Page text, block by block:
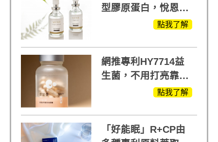
型膠原蛋白，悅恩詩
給予寶寶般的肌膚感
點我了解
網推專利HY7714益
生菌，不用打亮靠養
點我了解
「好能眠」R+CP由